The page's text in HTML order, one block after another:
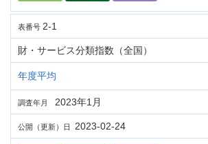
表番号 2-1
財・サービス分類指数（全国）
年度平均
調査年月 2023年1月
公開（更新）日 2023-02-24